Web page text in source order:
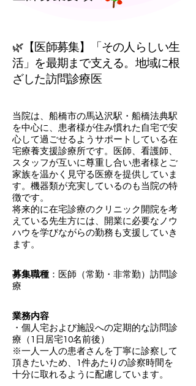
🌿【医師募集】「その人らしい生
活」を最期まで支える。地域に根
ざした訪問診療医
当院は、船橋市の馬込沢駅・船橋法典駅
を中心に、患者様が住み慣れた自宅で安
心して過ごせるようサポートしている在
宅療養支援診療所です。医師、看護師、
スタッフが互いに尊重し合い患者様とご
家族を温かく見守る医療を提供していま
す。機器類が充実しているのも当院の特
徴です。
将来的に在宅診療のクリニック開院を考
えている先生方には、開業に必要なノウ
ハウを学びながらの勤務も支援していき
ます。
募集職種 ：医師（常勤・非常勤）訪問診
療
業務内容
・個人宅および施設への定期的な訪問診
療（1日居宅10名前後）
※一人一人の患者さんを丁寧に診察して
頂きたいため、1件あたりの診察時間を
十分に取れるように配慮しています。